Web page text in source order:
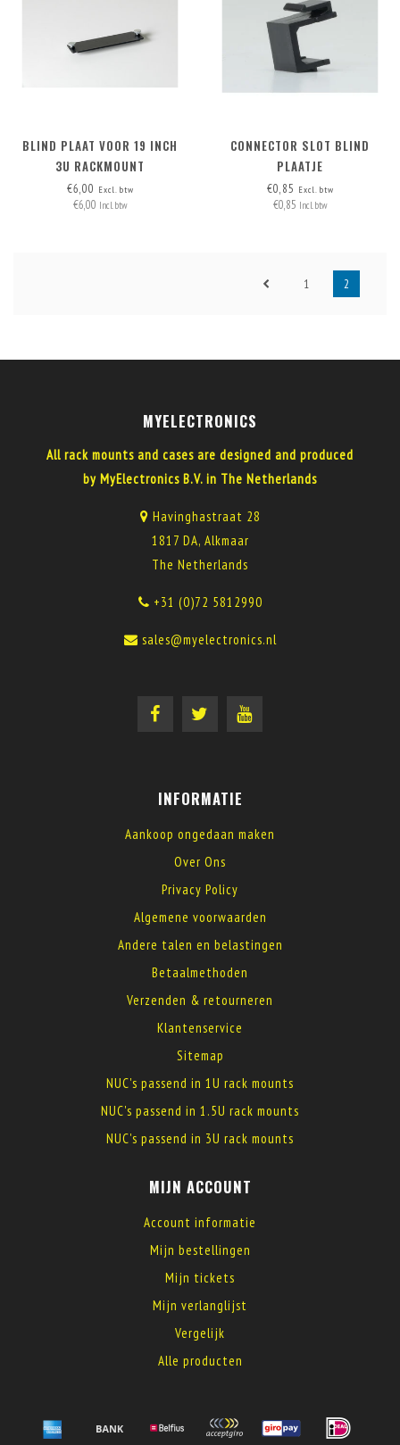
BLIND PLAAT VOOR 19 INCH
3U RACKMOUNT
€6,00 Excl. btw
€6,00 Incl. btw
CONNECTOR SLOT BLIND
PLAATJE
€0,85 Excl. btw
€0,85 Incl. btw
1 2
MYELECTRONICS
All rack mounts and cases are designed and produced
by MyElectronics B.V. in The Netherlands
Havinghastraat 28
1817 DA, Alkmaar
The Netherlands
+31 (0)72 5812990
sales@myelectronics.nl
INFORMATIE
Aankoop ongedaan maken
Over Ons
Privacy Policy
Algemene voorwaarden
Andere talen en belastingen
Betaalmethoden
Verzenden & retourneren
Klantenservice
Sitemap
NUC's passend in 1U rack mounts
NUC's passend in 1.5U rack mounts
NUC's passend in 3U rack mounts
MIJN ACCOUNT
Account informatie
Mijn bestellingen
Mijn tickets
Mijn verlanglijst
Vergelijk
Alle producten